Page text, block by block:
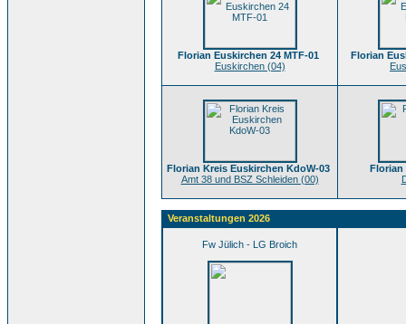
Florian Euskirchen 24 MTF-01
Euskirchen (04)
Florian
Florian Kreis Euskirchen KdoW-03
Amt 38 und BSZ Schleiden (00)
Florian
Veranstaltungen 2026
Fw Jülich - LG Broich